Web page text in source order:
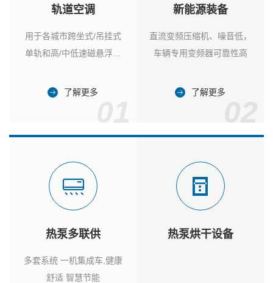
轨道空调
用于各城市跨坐式/吊挂式
单轨和高/中低速磁悬浮列
了解更多
新能源装备
直流变频压缩机、噪音低，
车辆专用变频器可靠性高
了解更多
热泵多联供
多套系统 一机集成车,健康
舒适 智慧节能
热泵烘干设备